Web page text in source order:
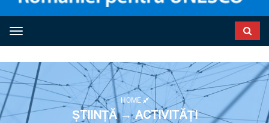
Toggle navigation
HOME
ȘTIINȚĂ → ACTIVITĂȚI